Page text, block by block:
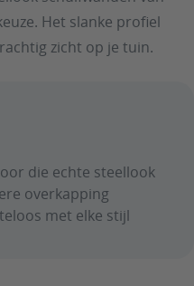
Het slanke profiel
zicht op je tuin.
die echte steellook
overkapping
met elke stijl